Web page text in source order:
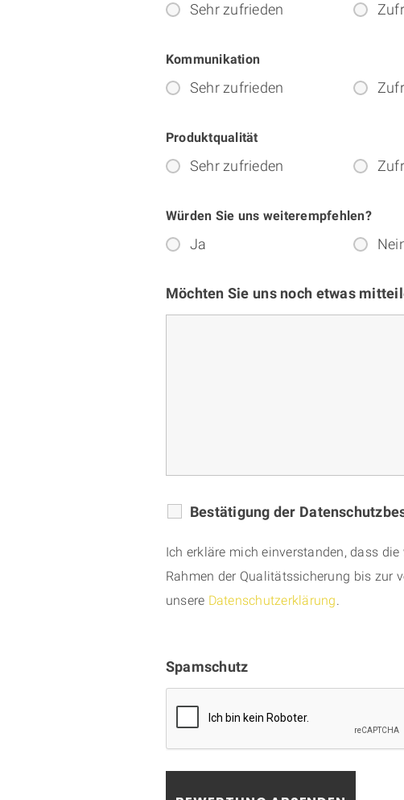
Sehr zufrieden
Kommunikation
Sehr zufrieden
Produktqualität
Sehr zufrieden
Würden Sie uns weiterempfehlen?
Ja
Möchten Sie uns noch etwas
Bestätigung der
Ich erkläre mich einverstanden, dass
Rahmen der Qualitätssicherung bis zur
unsere Datenschutzerklärung.
Spamschutz